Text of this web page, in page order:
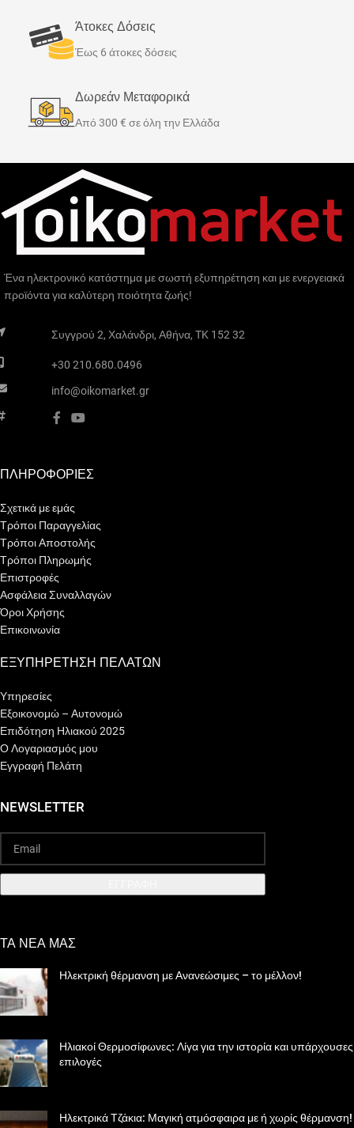
Άτοκες Δόσεις
Έως 6 άτοκες δόσεις
Δωρεάν Μεταφορικά
Από 300 € σε όλη την Ελλάδα
Ένα ηλεκτρονικό κατάστημα με σωστή εξυπηρέτηση και με ενεργειακά
προϊόντα για καλύτερη ποιότητα ζωής!
Συγγρού 2, Χαλάνδρι, Αθήνα, TK 152 32
+30 210.680.0496
info@oikomarket.gr
ΠΛΗΡΟΦΟΡΙΕΣ
Σχετικά με εμάς
Τρόποι Παραγγελίας
Τρόποι Αποστολής
Τρόποι Πληρωμής
Επιστροφές
Ασφάλεια Συναλλαγών
Όροι Χρήσης
Επικοινωνία
ΕΞΥΠΗΡΕΤΗΣΗ ΠΕΛΑΤΩΝ
Υπηρεσίες
Εξοικονομώ – Αυτονομώ
Επιδότηση Ηλιακού 2025
Ο Λογαριασμός μου
Εγγραφή Πελάτη
NEWSLETTER
ΤΑ ΝΕΑ ΜΑΣ
Ηλεκτρική θέρμανση με Ανανεώσιμες – το μέλλον!
Ηλιακοί Θερμοσίφωνες: Λίγα για την ιστορία και υπάρχουσες
επιλογές
Ηλεκτρικά Τζάκια: Μαγική ατμόσφαιρα με ή χωρίς θέρμανση!